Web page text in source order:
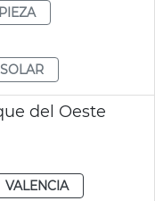
del Oeste
VALENCIA